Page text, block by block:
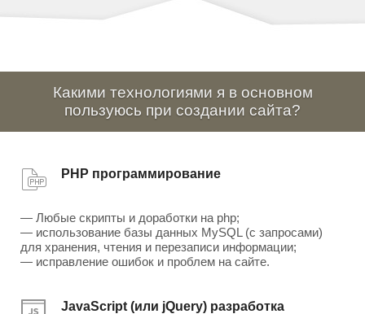
Какими технологиями я в основном
пользуюсь при создании сайта?
PHP программирование
— Любые скрипты и доработки на php;
— использование базы данных MySQL (с запросами)
для хранения, чтения и перезаписи информации;
— исправление ошибок и проблем на сайте.
JavaScript (или jQuery) разработка